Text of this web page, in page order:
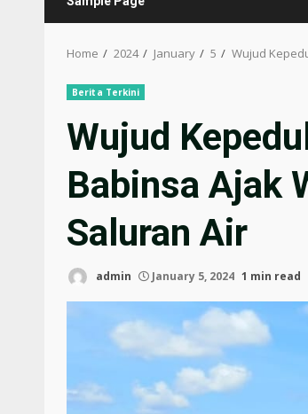
Home 2024 January 5 Wujud
Berita Terkini
Wujud
Babinsa Ajak
Saluran Air
admin January 5, 2024 1 min read